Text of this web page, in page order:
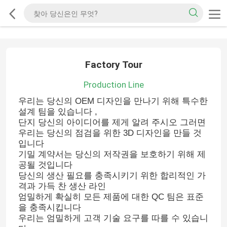
Factory Tour
Production Line
우리는 당신의 OEM 디자인을 만나기 위해 특수한
설계 팀을 있습니다 ,
단지 당신의 아이디어를 제게 알려 주시오 그러면
우리는 당신의 점검을 위한 3D 디자인을 만들 것
입니다
기밀 계약서는 당신의 저작권을 보호하기 위해 제
공될 것입니다
당신의 생산 필요를 충족시키기 위한 합리적인 가
격과 가득 찬 생산 라인
엄밀하게 확실히 모든 제품에 대한 QC 팀은 표준
을 충족시킵니다
우리는 엄밀하게 고객 기술 요구를 따를 수 있습니